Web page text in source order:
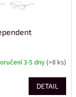
3-5 dny(>8 ks)
DETAIL